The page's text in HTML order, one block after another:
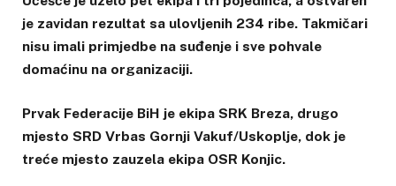
je zavidan rezultat sa ulovljenih 234 ribe. Takmičari
nisu imali primjedbe na suđenje i sve pohvale
domaćinu na organizaciji.
Prvak Federacije BiH je ekipa SRK Breza, drugo
mjesto SRD Vrbas Gornji Vakuf/Uskoplje, dok je
treće mjesto zauzela ekipa OSR Konjic.